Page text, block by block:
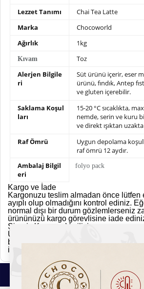
Lezzet Tanımı
Chai Tea Latte
Marka
Chocoworld
Ağırlık
1kg
Kıvam
Toz
Alerjen Bilgile
ri
Süt ürünü içerir, eser
ürünü,fındık, Antep
ve gluten içerebilir.
Saklama Koşul
ları
15-20 °C sıcaklıkta,
nemde,serin ve kuru
ve direkt ışıktan
Raf Ömrü
Uygun depolama
raf ömrü 12 aydır.
Ambalaj Bilgil
eri
folyo pack
Kargo ve İade
Kargonuzu teslim almadan önce lütfen
ayıplı olup olmadığını kontrol ediniz.
normal dışı bir durum gözlemlerseniz
ürününüzü kargo görevlisine iade
Sipariş Kargoya Verilişi
Ürünler siparişi verdiğiniz tarihten
belirtilmedikçe (Hızlı kargo vb. uyarı
içerisinde kargolanmaktadır.
Bu Ürünlerde İlginizi